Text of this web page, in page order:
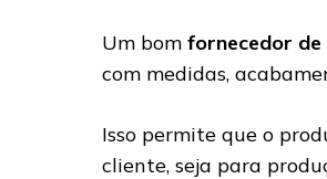
Um bom fornecedor
com medidas,
Isso permite que o
cliente, seja para